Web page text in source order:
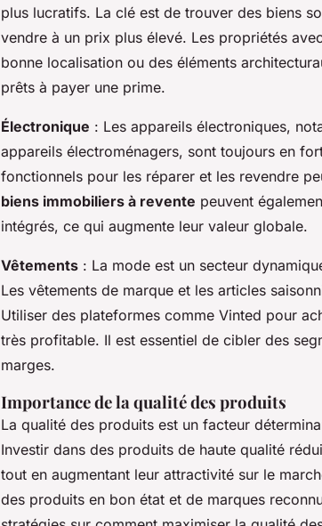
plus lucratifs. La clé est de trouver des biens
vendre à un prix plus élevé. Les propriétés
bonne localisation ou des éléments
prêts à payer une prime.
Électronique : Les appareils électroniques,
appareils électroménagers, sont toujours en
fonctionnels pour les réparer et les revendre
biens immobiliers à revente peuvent
intégrés, ce qui augmente leur valeur globale.
Vêtements : La mode est un secteur
Les vêtements de marque et les articles
Utiliser des plateformes comme Vinted pour
très profitable. Il est essentiel de cibler des
marges.
Importance de la qualité des produits
La qualité des produits est un facteur
Investir dans des produits de haute qualité
tout en augmentant leur attractivité sur le
des produits en bon état et de marques